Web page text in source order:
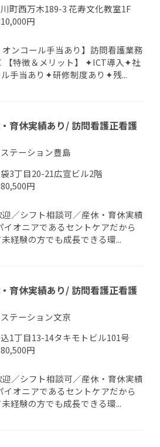
町西万木189-3 花寿文化教室1F
円
ンコール手当あり】訪問看護業務
【特徴＆メリット】 ✦ICT導入✦社
手当あり✦研修制度あり✦残...
育休実績あり/ 訪問看護正看護
テーション豊島
3丁目20-21広宣ビル2階
円
／シフト相談可／産休・育休実績
イオニアであるセントケアだから
経験の方でも成長できる環...
育休実績あり/ 訪問看護正看護
テーション文京
1丁目13-14タキモトビル101号
円
／シフト相談可／産休・育休実績
イオニアであるセントケアだから
経験の方でも成長できる環...